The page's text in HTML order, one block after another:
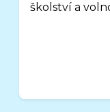
školství a